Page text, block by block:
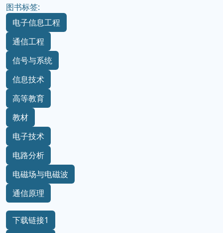
图书标签:
电子信息工程
通信工程
信号与系统
信息技术
高等教育
教材
电子技术
电路分析
电磁场与电磁波
通信原理
下载链接1